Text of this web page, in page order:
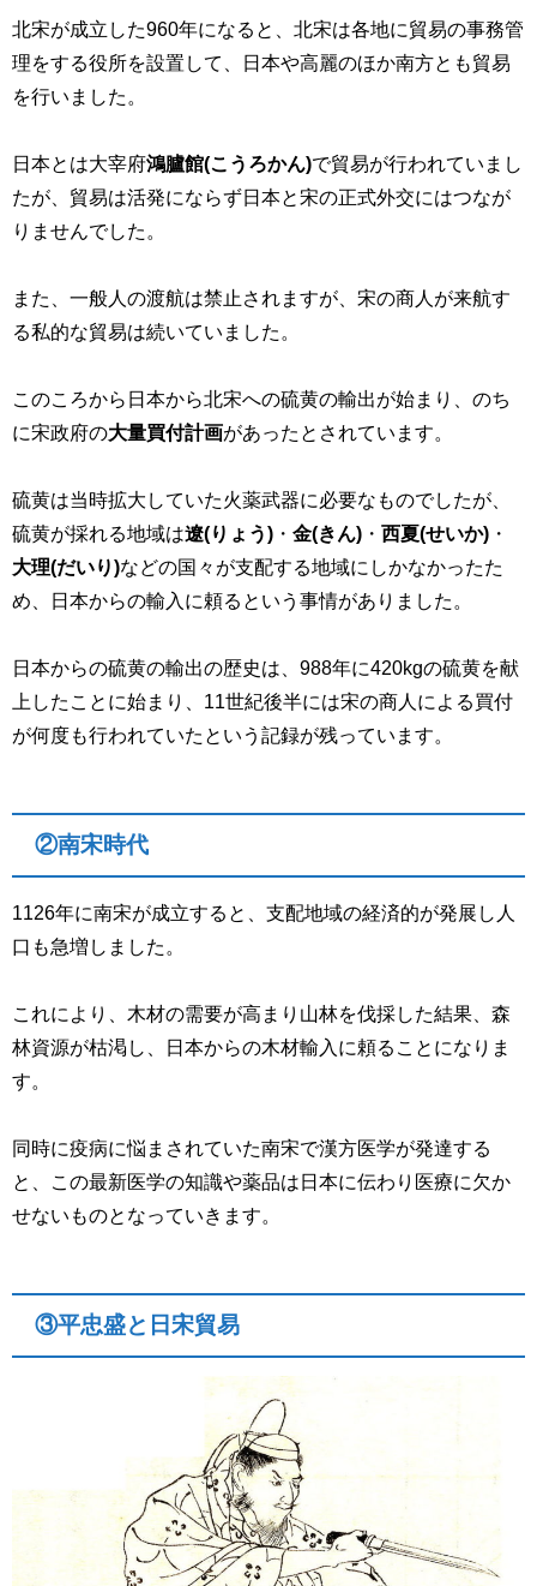
北宋が成立した960年になると、北宋は各地に貿易の事務管
理をする役所を設置して、日本や高麗のほか南方とも貿易
を行いました。
日本とは大宰府鴻臚館(こうろかん)で貿易が行われていまし
たが、貿易は活発にならず日本と宋の正式外交にはつなが
りませんでした。
また、一般人の渡航は禁止されますが、宋の商人が来航す
る私的な貿易は続いていました。
このころから日本から北宋への硫黄の輸出が始まり、のち
に宋政府の大量買付計画があったとされています。
硫黄は当時拡大していた火薬武器に必要なものでしたが、
硫黄が採れる地域は遼(りょう) ・ 金(きん) ・ 西夏(せいか) ・
大理(だいり)などの国々が支配する地域にしかなかったた
め、日本からの輸入に頼るという事情がありました。
日本からの硫黄の輸出の歴史は、 988年に420kgの硫黄を献
上したことに始まり、 11 世紀後半には宋の商人による買付
が何度も行われていたという記録が残っています。
②南宋時代
1126年に南宋が成立すると、支配地域の経済的が発展し人
口も急増しました。
これにより、木材の需要が高まり山林を伐採した結果、森
林資源が枯渇し、日本からの木材輸入に頼ることになりま
す。
同時に疫病に悩まされていた南宋で漢方医学が発達する
と、この最新医学の知識や薬品は日本に伝わり医療に欠か
せないものとなっていきます。
③平忠盛と日宋貿易